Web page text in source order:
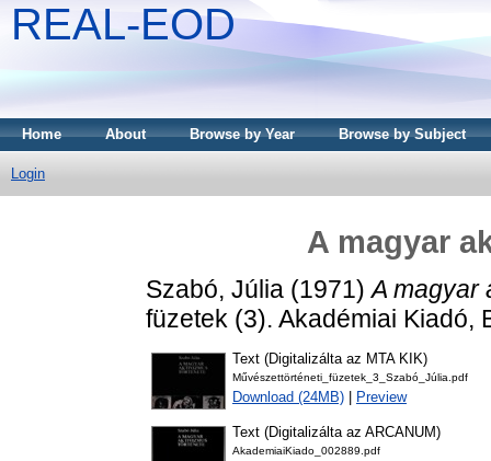
REAL-EOD
Home About Browse by Year Browse by Subject
Login
A magyar
Szabó, Júlia (1971)A magyar
füzetek (3). Akadémiai Kiadó,
Text (Digitalizálta az MTA KIK)
Művészettörténeti_füzetek_3_Szabó_Júlia.pdf
Download (24MB) Preview
Text (Digitalizálta az ARCANUM)
AkademiaiKiado_002889.pdf